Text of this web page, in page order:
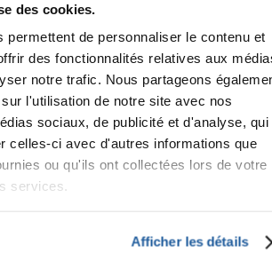
des cookies.
permettent de personnaliser le contenu et
des fonctionnalités relatives aux
notre trafic. Nous partageons
l'utilisation de notre site avec nos
sociaux, de publicité et d'analyse, qui
celles-ci avec d'autres informations que
ou qu'ils ont collectées lors de votre
services.
Afficher les détails
CONNAÎTRE
Blankenfelder Dorfstraße 94 15827 Blankenfelde-
(Germania) - P.IVA DE317667035
© 2024-2026 FERA 24 UG.